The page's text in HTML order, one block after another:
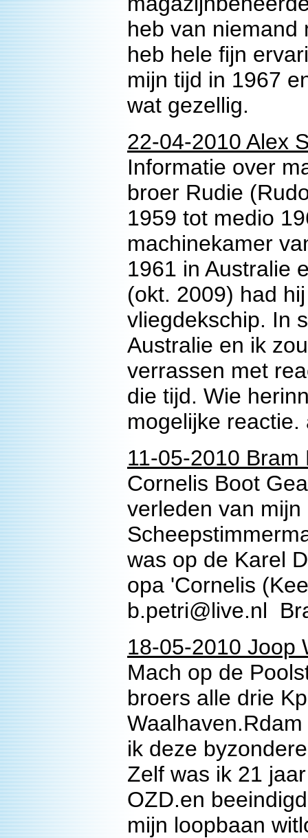
heb van
heb hele fijn
mijn tijd in 1967
wat gezellig.
22-04-2010 Alex
Informatie over
broer Rudie
1959 tot medio
machinekamer
1961 in Australie
(okt. 2009) had
vliegdekschip. In
Australie en ik
verrassen met
die tijd. Wie
mogelijke
11-05-2010 Bram
Cornelis Boot
verleden van
was op de Karel
opa 'Cornelis
b.petri@live.nl
18-05-2010 Joop
Mach op de
broers alle drie
ik deze
Zelf was ik 21
OZD.en
mijn loopbaan